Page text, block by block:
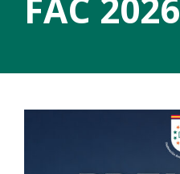
FAC 2026